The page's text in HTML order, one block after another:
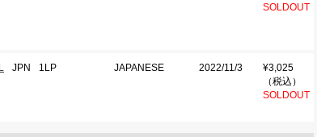
SOLDOUT
JPN 1LP JAPANESE 2022/11/3
¥3,025
（税込）
SOLDOUT